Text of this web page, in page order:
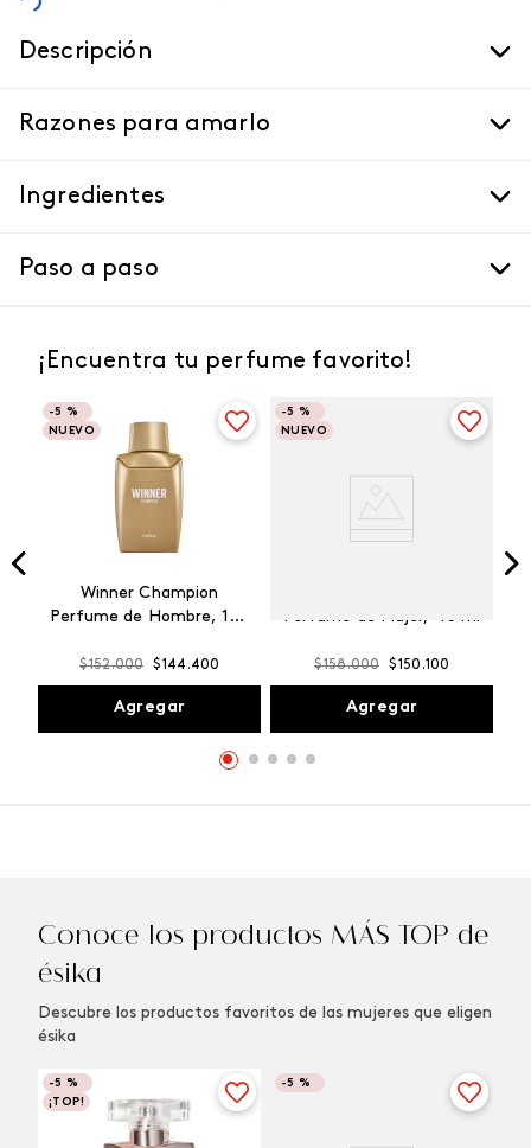
Descripción
Razones para amarlo
Ingredientes
Paso a paso
¡Encuentra tu perfume favorito!
-5 %
NUEVO
Winner Champion
Perfume de Hombre, 100
$152.000 $144 .400
Agregar
-5 %
NUEVO
Perfume de Mujer, 45 ml
$158.000 $150 .100
Agregar
Conoce los productos MÁS TOP de
ésika
Descubre los productos favoritos de las mujeres que eligen
ésika
-5 %
¡TOP!
-5 %